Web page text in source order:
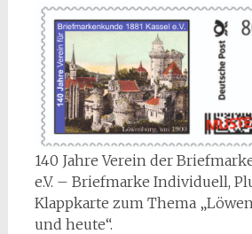
140 Jahre Verein der
e.V. – Briefmarke Individuell,
Klappkarte zum Thema
und heute“.